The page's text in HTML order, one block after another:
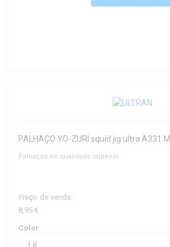
PALHAÇO YO-ZURI squid jig ultra A331 M
Palhaços de qualidade superior
Preço de venda:
8,95 €
Color